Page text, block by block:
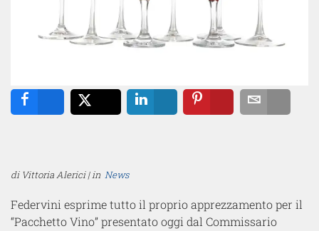
di Vittoria Alerici | in News
Federvini esprime tutto il proprio apprezzamento per il
“Pacchetto Vino” presentato oggi dal Commissario